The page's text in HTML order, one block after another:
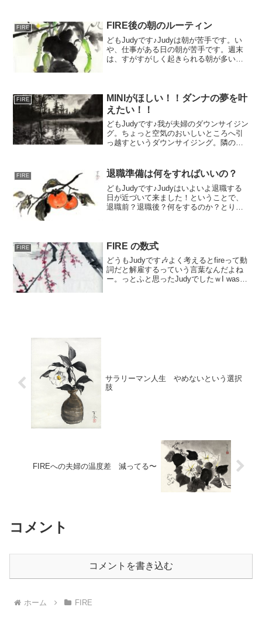
に必要なものお金FIREするにはお金必要
ですで...
FIRE FIRE後の朝のルーティン
どもJudyです♪Judyは朝が苦手です。い
や、仕事がある日の朝が苦手です。週末
は、すがすがしく起きられる朝が多い気
が明るく...
FIRE
MINIがほしい！！ダンナの夢を叶
えたい！！
どもJudyです♪我が夫婦のダウンサイジン
グ。ちょっと空気のおいしいところへ引
っ越すというダウンサイジング。隣の県
それは、駅からかなり離れていること。
都内では考えられな...
FIRE 退職準備は何をすればいいの？
どもJudyです♪Judyはいよいよ退職する
日が近づいて来ました！ということで、
退職前？退職後？何をするのか？とりあ
加入者の証拠、会...
FIRE FIRE の数式
どうもJudyです🎶よく考えるとfireって動
詞だと解雇するっていう言葉なんだよね
ー。っとふと思ったJudyでしたｗI was
サラリーマン人生 やめないという選択
肢
FIREへの夫婦の温度差 減ってる〜
コメント
コメントを書き込む
ホーム FIRE